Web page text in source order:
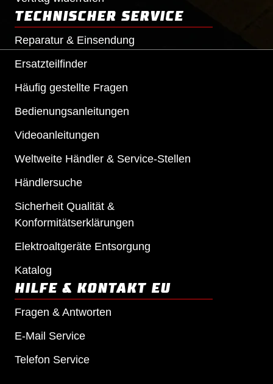
TECHNISCHER SERVICE
Reparatur & Einsendung
Ersatzteilfinder
Häufig gestellte Fragen
Bedienungsanleitungen
Videoanleitungen
Weltweite Händler & Service-Stellen
Händlersuche
Sicherheit Qualität &
Konformitätserklärungen
Elektroaltgeräte Entsorgung
Katalog
HILFE & KONTAKT EU
Fragen & Antworten
E-Mail Service
Telefon Service